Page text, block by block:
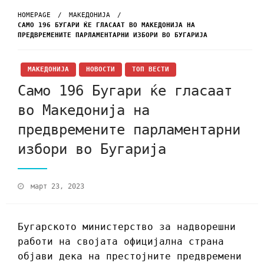
HOMEPAGE
МАКЕДОНИЈА
САМО 196 БУГАРИ ЌЕ ГЛАСААТ ВО МАКЕДОНИЈА НА
ПРЕДВРЕМЕНИТЕ ПАРЛАМЕНТАРНИ ИЗБОРИ ВО БУГАРИЈА
МАКЕДОНИЈА НОВОСТИ ТОП ВЕСТИ
Само 196 Бугари ќе гласаат
во Македонија на
предвремените парламентарни
избори во Бугарија
март 23, 2023
Бугарското министерство за надворешни
работи на својата официјална страна
објави дека на престојните предвремени